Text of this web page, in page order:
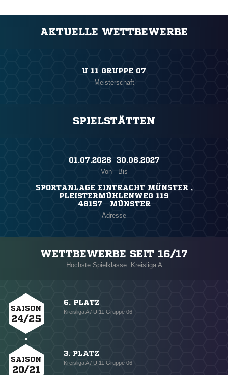
AKTUELLE WETTBEWERBE
U 11 GRUPPE 07
Meisterschaft
SPIELSTÄTTEN
01.07.2026 ​ 30.06.2027
Von - Bis
SPORTANLAGE EINTRACHT MÜNSTER ,
PLEISTERMÜHLENWEG 119
48157 MÜNSTER
Adresse
WETTBEWERBE SEIT 16/17
Höchste Spielklasse: Kreisliga A
SAISON
24/25
6. PLATZ
Kreisliga A / U 11 Gruppe 06
SAISON
20/21
3. PLATZ
Kreisliga A / U 11 Gruppe 06